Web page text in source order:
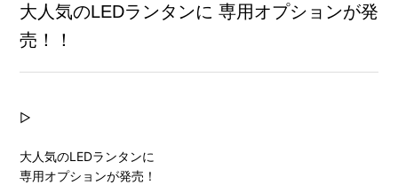
大人気のLEDランタンに 専用オプションが発
売！！
▷
大人気のLEDランタンに
専用オプションが発売！